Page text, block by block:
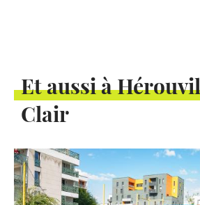
Et aussi à
Clair